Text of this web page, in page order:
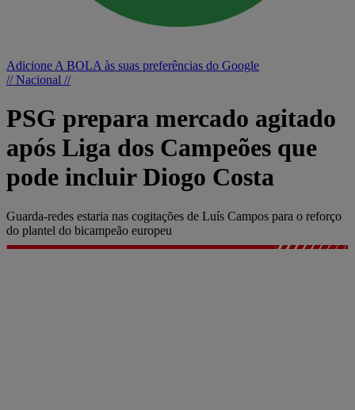
Adicione A BOLA às suas preferências do Google
// Nacional //
PSG prepara mercado agitado
após Liga dos Campeões que
pode incluir Diogo Costa
Guarda-redes estaria nas cogitações de Luís Campos para o reforço
do plantel do bicampeão europeu